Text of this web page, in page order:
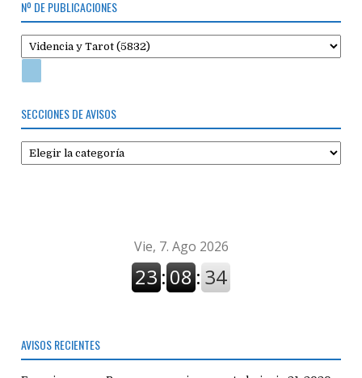
Nº DE PUBLICACIONES
SECCIONES DE AVISOS
Secciones
de
AVISOS RECIENTES